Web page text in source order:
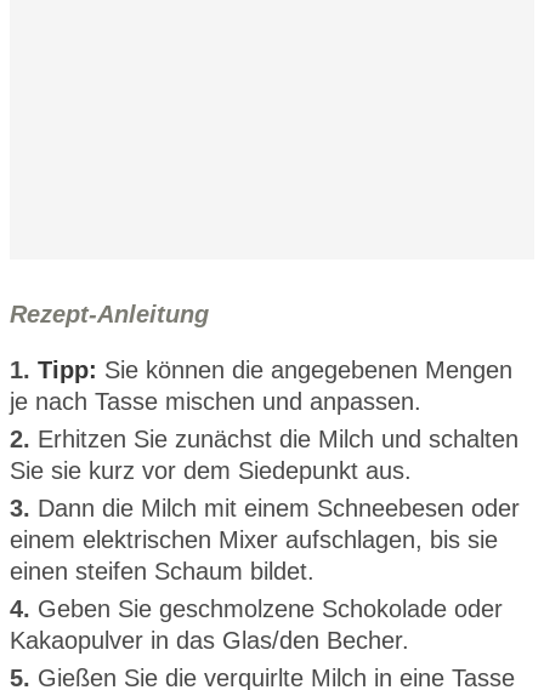
Rezept-Anleitung
1. Tipp: Sie können die angegebenen Mengen
je nach Tasse mischen und anpassen.
2. Erhitzen Sie zunächst die Milch und schalten
Sie sie kurz vor dem Siedepunkt aus.
3. Dann die Milch mit einem Schneebesen oder
einem elektrischen Mixer aufschlagen, bis sie
einen steifen Schaum bildet.
4. Geben Sie geschmolzene Schokolade oder
Kakaopulver in das Glas/den Becher.
5. Gießen Sie die verquirlte Milch in eine Tasse